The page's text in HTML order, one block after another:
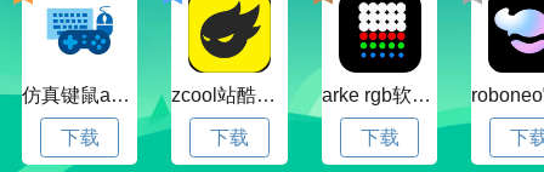
1、姿势无限制，也没什么招数必须学习培训，用你灵
便的实际操作冲过大量阻碍;
2、3d可爱卡通作战情景，游戏背景栩栩如生，还会继
续有许多跑位阻拦你前行的游戏玩家;
仿真键鼠app官方版下载v1.4.3.58 安卓最新版
下载
zcool站酷官方版下载v5.15.0 安卓最新版本
下载
arke rgb软件下载v20.0 安卓版
下载 下